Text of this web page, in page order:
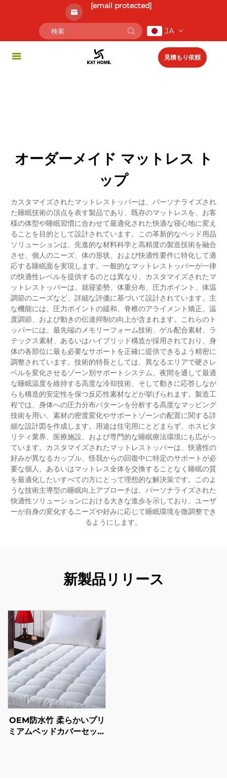
[email protected]
JA
見積もり依頼
オーダーメイド マットレス ト
ップ
カスタマイズされたマットレストッパーは、パーソナライズされ
た睡眠技術の頂点を表す製品であり、既存のマットレスを、お客
様の体型や睡眠習慣に合わせて最適化された快適な寝心地に変え
ることを目的として設計されています。この革新的なベッド用品
ソリューションは、先進的な材料科学と高精度の製造技術を融合
させ、個人のニーズ、体の形状、および快適性要件に特化して適
応する睡眠面を実現します。一般的なマットレストッパーが一律
の快適性レベルを提供するのとは異なり、カスタマイズされたマ
ットレストッパーは、就寝姿勢、体重分布、圧力ポイント、体温
調節のニーズなど、詳細な評価に基づいて設計されています。主
な機能には、圧力ポイントの緩和、脊椎のアライメント矯正、温
度調節、および動きの伝達抑制の向上が含まれます。これらのト
ッパーには、最先端のメモリーフォーム技術、ゲル配合素材、ラ
テックス素材、あるいはハイブリッド構造が採用されており、身
体の各部位に最も必要なサポートを正確に提供できるよう精密に
調整されています。技術的特長としては、異なるエリアで硬さレ
ベルを変化させるゾーン別サポートシステム、夜間を通して最適
な睡眠温度を維持する高度な冷却技術、そして動きに応答しなが
らも構造的安定性を保つ反応性素材などが挙げられます。製造工
程では、身体への圧力分布パターンを分析する高度なマッピング
技術を用い、素材の密度変化やサポートゾーンの配置に関する詳
細な設計図を作成します。用途は住宅用にとどまらず、ホスピタ
リティ業界、医療施設、および専門的な睡眠療法環境にも広がっ
ています。カスタマイズされたマットレストッパーは、快適性の
好みが異なるカップル、怪我からの回復中に特定のサポートが必
要な個人、あるいはマットレス全体を交換することなく睡眠の質
を最適化したいすべての方にとって理想的な解決策です。このよ
うな技術主導型の睡眠向上アプローチは、パーソナライズされた
快適性ソリューションにおける大きな進歩を示しており、ユーザ
ーが自身の変化するニーズや好みに応じて睡眠環境を微調整でき
るようにします。
新製品リリース
OEM防水竹 柔らかいプリ
ミアムベッドカバーセット